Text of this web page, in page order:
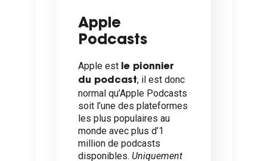
Apple
Podcasts
Apple est le pionnier
du podcast, il est donc
normal qu’Apple Podcasts
soit l’une des plateformes
les plus populaires au
monde avec plus d’1
million de podcasts
disponibles. Uniquement